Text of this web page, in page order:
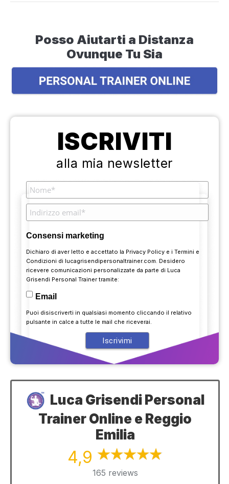
Posso Aiutarti a Distanza
Ovunque Tu Sia
ISCRIVITI
alla mia newsletter
Consensi marketing
Dichiaro di aver letto e accettato la Privacy Policy e iTermini e
Condizioni di lucagrisendipersonaltrainer.com. Desidero
ricevere comunicazioni personalizzate da parte di Luca
Grisendi Personal Trainer tramite:
Email
Puoi disiscriverti in qualsiasi momento cliccando il relativo
pulsante in calce a tutte le mail che riceverai.
Luca Grisendi Personal
Trainer Online e Reggio
Emilia
4,9
165 reviews